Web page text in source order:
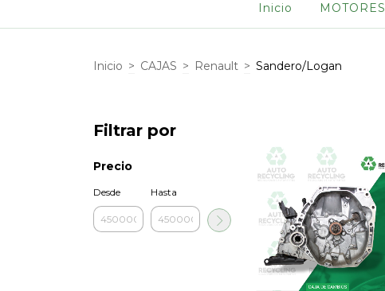
Inicio MOTORES
Inicio > CAJAS > Renault > Sandero/Logan
Filtrar por
Precio
Desde Hasta